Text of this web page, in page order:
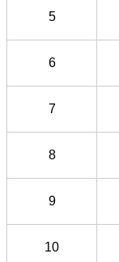
5
6
7
8
9
10